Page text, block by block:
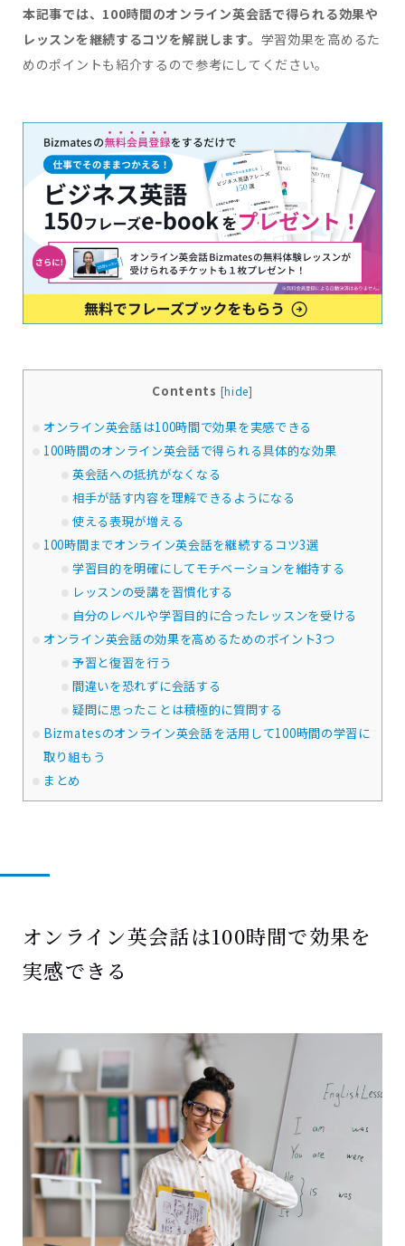
本記事では、100時間のオンライン英会話で得られる効果や
レッスンを継続するコツを解説します。 学習効果を高めるた
めのポイントも紹介するので参考にしてください。
Contents [hide]
オンライン英会話は100時間で効果を実感できる
100時間のオンライン英会話で得られる具体的な効果
英会話への抵抗がなくなる
相手が話す内容を理解できるようになる
使える表現が増える
100時間までオンライン英会話を継続するコツ3選
学習目的を明確にしてモチベーションを維持する
レッスンの受講を習慣化する
自分のレベルや学習目的に合ったレッスンを受ける
オンライン英会話の効果を高めるためのポイント3つ
予習と復習を行う
間違いを恐れずに会話する
疑問に思ったことは積極的に質問する
Bizmatesのオンライン英会話を活用して100時間の学習に
取り組もう
まとめ
オンライン英会話は100時間で効果を
実感できる